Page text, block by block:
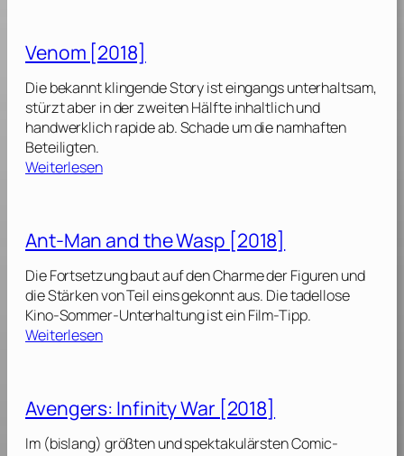
2
0
1
9
]
g
a
m
e
[
0
t
a
i
n
M
r
[
2
0
1
9
Venom [2018]
Die bekannt klingende Story ist eingangs unterhaltsam,
stürzt aber in der zweiten Hälfte inhaltlich und
handwerklich rapide ab. Schade um die namhaften
Beteiligten.
Weiterlesen:
o
[
2
0
1
Ant-Man and the Wasp [2018]
Die Fortsetzung baut auf den Charme der Figuren und
die Stärken von Teil eins gekonnt aus. Die tadellose
Kino-Sommer-Unterhaltung ist ein Film-Tipp.
Weiterlesen:
-
Avengers: Infinity War [2018]
Im (bislang) größten und spektakulärsten Comic-